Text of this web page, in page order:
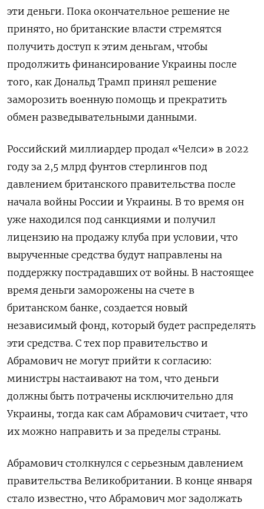
эти деньги. Пока окончательное решение не
принято, но британские власти стремятся
получить доступ к этим деньгам, чтобы
продолжить финансирование Украины после
того, как Дональд Трамп принял решение
заморозить военную помощь и прекратить
обмен разведывательными данными.
Российский миллиардер продал «Челси» в 2022
году за 2,5 млрд фунтов стерлингов под
давлением британского правительства после
начала войны России и Украины. В то время он
уже находился под санкциями и получил
лицензию на продажу клуба при условии, что
вырученные средства будут направлены на
поддержку пострадавших от войны. В настоящее
время деньги заморожены на счете в
британском банке, создается новый
независимый фонд, который будет распределять
эти средства. С тех пор правительство и
Абрамович не могут прийти к согласию:
министры настаивают на том, что деньги
должны быть потрачены исключительно для
Украины, тогда как сам Абрамович считает, что
их можно направить и за пределы страны.
Абрамович столкнулся с серьезным давлением
правительства Великобритании. В конце января
стало известно, что Абрамович мог задолжать